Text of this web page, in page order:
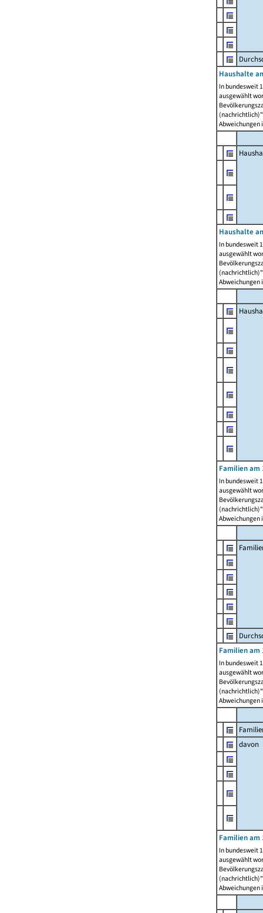
Haushalte
In bundesweit
ausgewählt
Abweichungen
Haushalte
In bundesweit
ausgewählt
Abweichungen
Familien am
In bundesweit
ausgewählt
Abweichungen
Familien am
In bundesweit
ausgewählt
Abweichungen
davon
Familien am
In bundesweit
ausgewählt
Abweichungen